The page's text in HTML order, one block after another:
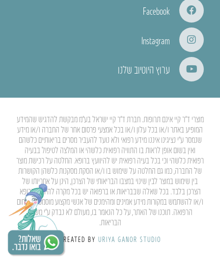
Facebook
Instagram
ערוץ היוטיוב שלנו
מוצרי ד”ר קיי אינם תרופות. חברת ד”ר קיי ישראל בע”מ מבקשת להדגיש שהמידע
המופיע באתר ו/או בכל עלון ו/או בכל אמצעי פרסום אחר של החברה ו/או מידע
שנמסר ע”י נציגינו איננו מידע רפואי ולא נועד להעביר מסרים בריאותיים כלשהם
ואין בשום אופן לראות בו התוויה רפואית כלשהי או המלצה לטיפול בבעיה
רפואית כלשהי וכי בכל בעיה רפואית יש להיוועץ ברופא. החלטה על רכישת מוצר
של החברה, כמו גם החלטה על שימוש בו ו/או הסקת מסקנות כלשהן הקושרות
בין שימוש במוצר לבין שינוי במצבו הבריאותי של הצרכן, הינן על אחריותו של
הצרכן בלבד. בכל שאלה שבבריאות או ברפואה יש בכל מקרה להיוועץ ברופא
ו/או להשתמש במקורות מידע אמינים ומהימנים של אנשי מקצוע מוסמכים בתחום
הרפואה. תוכנו של האתר, על כל הנאמר בו, מעולם לא נבדק ע”י משרד
הבריאות.
CREATED BY URIYA GANOR STUDIO